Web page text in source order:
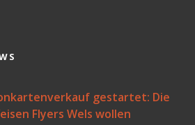
gestartet: Die
Flyers Wels wollen